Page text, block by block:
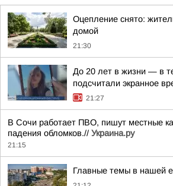
Оцепление снято:
домой
21:30
До 20 лет в жизни — в
подсчитали экранное
21:27
В Сочи работает ПВО, пишут местные
падения обломков.// Украина.ру
21:15
Главные темы в нашей